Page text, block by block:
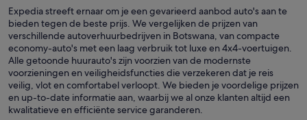
Expedia streeft ernaar om je een gevarieerd aanbod auto's aan te
bieden tegen de beste prijs. We vergelijken de prijzen van
verschillende autoverhuurbedrijven in Botswana, van compacte
economy-auto's met een laag verbruik tot luxe en 4x4-voertuigen.
Alle getoonde huurauto's zijn voorzien van de modernste
voorzieningen en veiligheidsfuncties die verzekeren dat je reis
veilig, vlot en comfortabel verloopt. We bieden je voordelige prijzen
en up-to-date informatie aan, waarbij we al onze klanten altijd een
kwalitatieve en efficiënte service garanderen.